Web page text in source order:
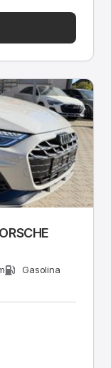
Gasolina